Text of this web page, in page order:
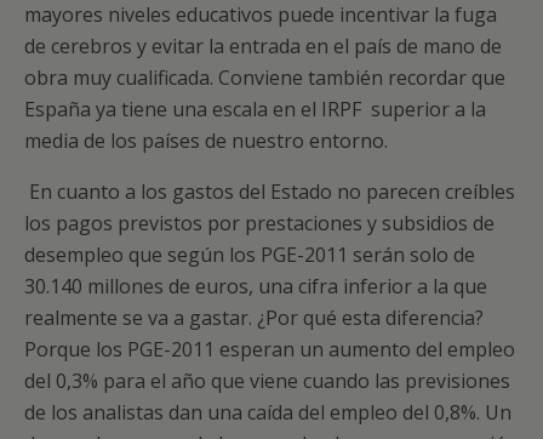
mayores niveles educativos puede incentivar la fuga
de cerebros y evitar la entrada en el país de mano de
obra muy cualificada. Conviene también recordar que
España ya tiene una escala en el IRPF superior a la
media de los países de nuestro entorno.
En cuanto a los gastos del Estado no parecen creíbles
los pagos previstos por prestaciones y subsidios de
desempleo que según los PGE-2011 serán solo de
30.140 millones de euros, una cifra inferior a la que
realmente se va a gastar. ¿Por qué esta diferencia?
Porque los PGE-2011 esperan un aumento del empleo
del 0,3% para el año que viene cuando las previsiones
de los analistas dan una caída del empleo del 0,8%. Un